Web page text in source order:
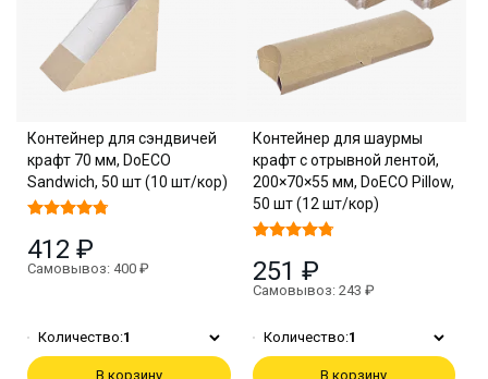
Контейнер для сэндвичей
крафт 70 мм, DoECO
Sandwich, 50 шт (10 шт/кор)
412 ₽
Самовывоз: 400 ₽
Количество:1
В корзину
Контейнер для шаурмы
крафт с отрывной лентой,
200×70×55 мм, DoECO Pillow,
50 шт (12 шт/кор)
251 ₽
Самовывоз: 243 ₽
Количество:1
В корзину